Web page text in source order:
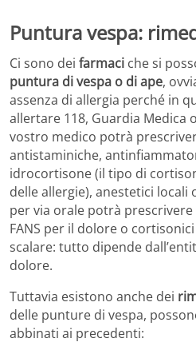
Puntura vespa:
Ci sono dei farmaci che si
puntura di vespa o di ape,
assenza di allergia perché in
allertare 118, Guardia Medica
vostro medico potrà
antistaminiche,
idrocortisone (il tipo di
delle allergie), anestetici
per via orale potrà
FANS per il dolore o
scalare: tutto dipende
dolore.
Tuttavia esistono anche dei
delle punture di vespa,
abbinati ai precedenti: